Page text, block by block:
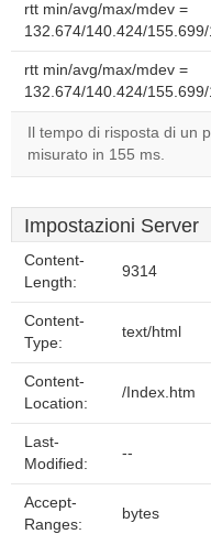
rtt min/avg/max/mdev =
132.674/140.424/
rtt min/avg/max/mdev =
132.674/140.424/
Il tempo di risposta di un
misurato in 155 ms.
Impostazioni Server
Content-
Length:
9314
Content-
Type:
text/html
Content-
Location:
/Index.htm
Last-
Modified:
--
Accept-
Ranges:
bytes